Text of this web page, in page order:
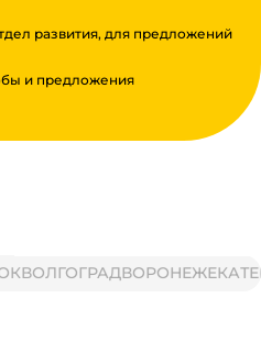
развития, для предложений
и предложения
ВОРОНЕЖ